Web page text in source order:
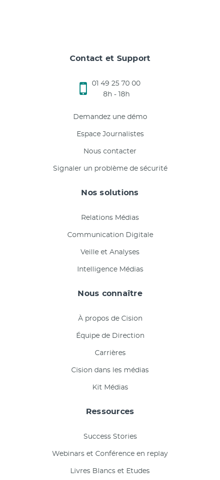
Contact et Support
01 49 25 70 00
8h - 18h
Demandez une démo
Espace Journalistes
Nous contacter
Signaler un problème de sécurité
Nos solutions
Relations Médias
Communication Digitale
Veille et Analyses
Intelligence Médias
Nous connaître
À propos de Cision
Équipe de Direction
Carrières
Cision dans les médias
Kit Médias
Ressources
Success Stories
Webinars et Conférence en replay
Livres Blancs et Etudes